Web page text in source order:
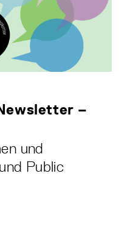
–
und
Public